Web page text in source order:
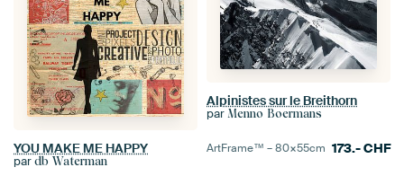
YOU MAKE ME HAPPY
par db Waterman
Alpinistes sur le Breithorn
par Menno Boermans
ArtFrame™ –80×55cm 173.-CHF